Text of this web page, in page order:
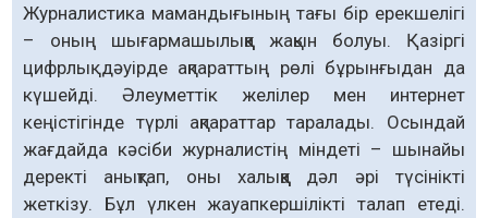
Журналистика мамандығының тағы бір ерекшелігі
– оның шығармашылыққа жақын болуы. Қазіргі
цифрлық дәуірде ақпараттың рөлі бұрынғыдан да
күшейді. Әлеуметтік желілер мен интернет
кеңістігінде түрлі ақпараттар таралады. Осындай
жағдайда кәсіби журналистің міндеті – шынайы
деректі анықтап, оны халыққа дәл әрі түсінікті
жеткізу. Бұл үлкен жауап­кер­шілікті та­лап етеді.